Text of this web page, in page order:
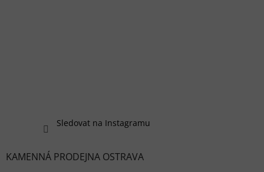
Sledovat na Instagramu
KAMENNÁ PRODEJNA OSTRAVA